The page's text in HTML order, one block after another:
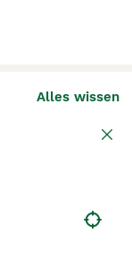
Alles wissen